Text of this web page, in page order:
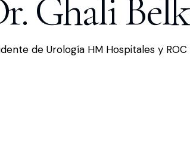
Ghali
de Urología HM Hospitales y ROC